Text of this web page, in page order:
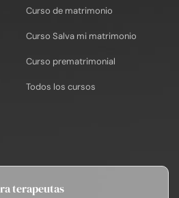
Curso de matrimonio
Curso Salva mi matrimonio
Curso prematrimonial
Todos los cursos
terapeutas